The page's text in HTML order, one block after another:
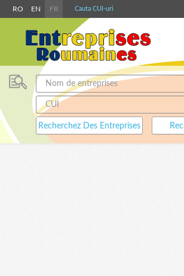
RO EN FR Cauta CUI-uri